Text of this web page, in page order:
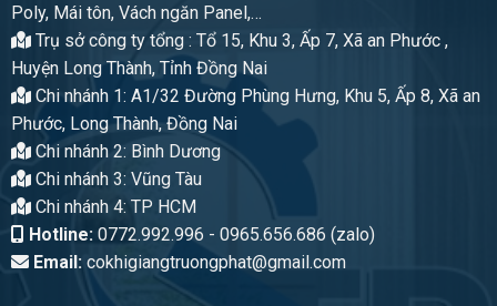
Poly, Mái tôn, Vách ngăn Panel,…
Trụ sở công ty tổng : Tổ 15, Khu 3, Ấp 7, Xã an Phước ,
Huyện Long Thành, Tỉnh Đồng Nai
Chi nhánh 1: A1/32 Đường Phùng Hưng, Khu 5, Ấp 8, Xã an
Phước, Long Thành, Đồng Nai
Chi nhánh 2: Bình Dương
Chi nhánh 3: Vũng Tàu
Chi nhánh 4: TP HCM
Hotline:0772.992.996 - 0965.656.686 (zalo)
Email:cokhigiangtruongphat@gmail.com